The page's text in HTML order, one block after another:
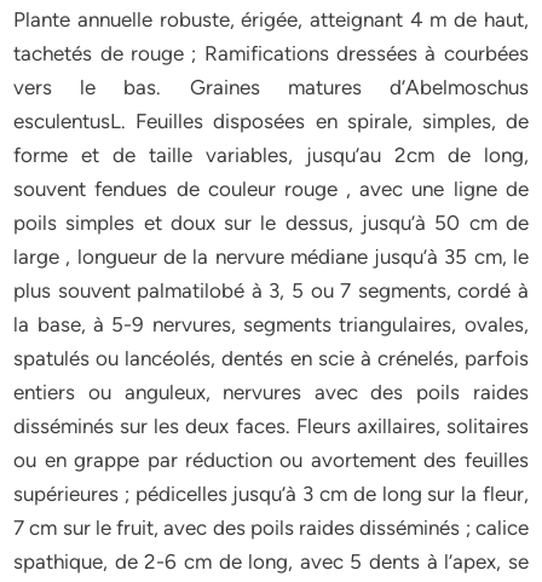
Plante annuelle robuste, érigée, atteignant 4 m de haut,
tachetés de rouge ; Ramifications dressées à courbées
vers le bas. Graines matures d’Abelmoschus
esculentusL. Feuilles disposées en spirale, simples, de
forme et de taille variables, jusqu’au 2cm de long,
souvent fendues de couleur rouge , avec une ligne de
poils simples et doux sur le dessus, jusqu’à 50 cm de
large , longueur de la nervure médiane jusqu’à 35 cm, le
plus souvent palmatilobé à 3, 5 ou 7 segments, cordé à
la base, à 5-9 nervures, segments triangulaires, ovales,
spatulés ou lancéolés, dentés en scie à crénelés, parfois
entiers ou anguleux, nervures avec des poils raides
disséminés sur les deux faces. Fleurs axillaires, solitaires
ou en grappe par réduction ou avortement des feuilles
supérieures ; pédicelles jusqu’à 3 cm de long sur la fleur,
7 cm sur le fruit, avec des poils raides disséminés ; calice
spathique, de 2-6 cm de long, avec 5 dents à l’apex, se